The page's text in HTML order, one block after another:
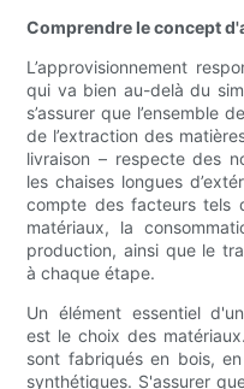
Comprendre le concept
L’approvisionnement
qui va bien au-delà du
s’assurer que l’ensemble
de l’extraction des
livraison – respecte des
les chaises longues
compte des facteurs tels
matériaux, la
production, ainsi que le
à chaque étape.
Un élément essentiel
est le choix des
sont fabriqués en bois,
synthétiques. S'assurer